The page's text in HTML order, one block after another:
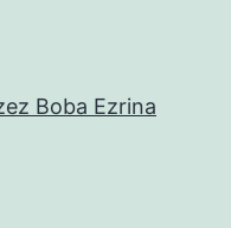
Boba Ezrina